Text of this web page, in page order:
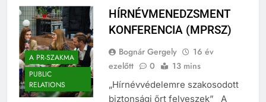
A PR-SZAKMA
PUBLIC
RELATIONS
HÍRNÉVMENEDZSMENT
KONFERENCIA (MPRSZ)
Bognár Gergely
16 év
„Hírnévvédelemre szakosodott